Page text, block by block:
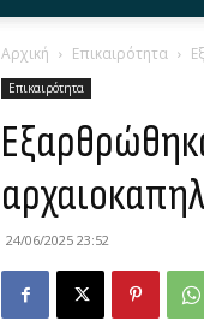
Αρχική Επικαιρότητα
Επικαιρότητα
24/06/2025 23:52